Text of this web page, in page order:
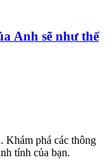
Anh sẽ như thế
Khám phá các thông
tính của bạn.